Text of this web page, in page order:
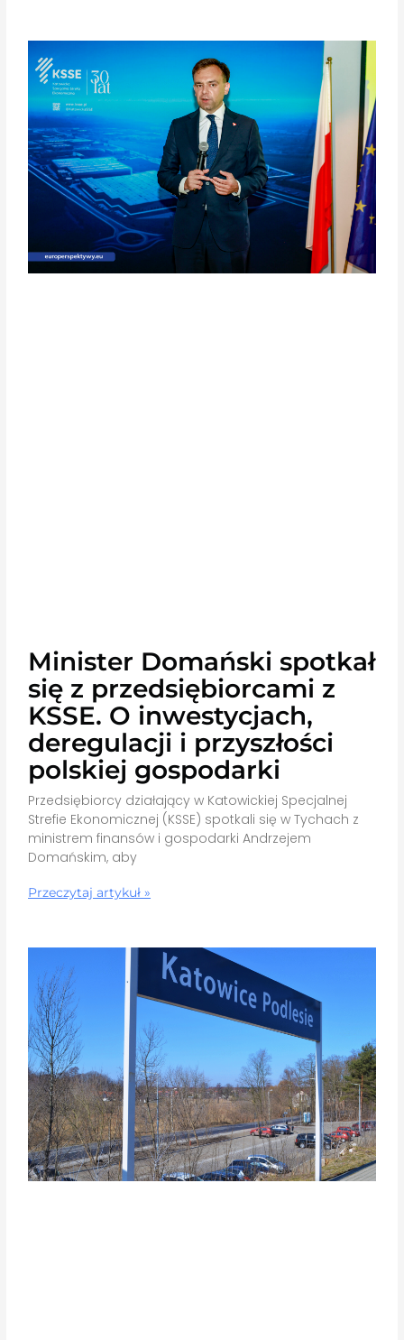
Minister Domański spotkał
się z przedsiębiorcami z
KSSE. O inwestycjach,
deregulacji i przyszłości
polskiej gospodarki
Przedsiębiorcy działający w Katowickiej Specjalnej
Strefie Ekonomicznej (KSSE) spotkali się w Tychach z
ministrem finansów i gospodarki Andrzejem
Domańskim, aby
Przeczytaj artykuł »